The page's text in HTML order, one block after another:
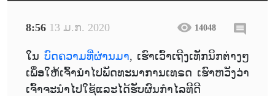
8:56 13 ມ.ກ. 2020 14048
ໃນ ບົດຄວາມທີ່ຜ່ານມາ, ເຮົາເວົ້າເຖີງເທັກນິກຕ່າງໆ
ເພຶ່ອໃຫ້ເຈົ້ານຳໄປພັດທະນາການເທຣດ ເຮົາຫວັງວ່າ
ເຈົ້າຈະນຳໄປໃຊ້ແລະໄດ້ຮັບຜົນກຳໄລທີດີ